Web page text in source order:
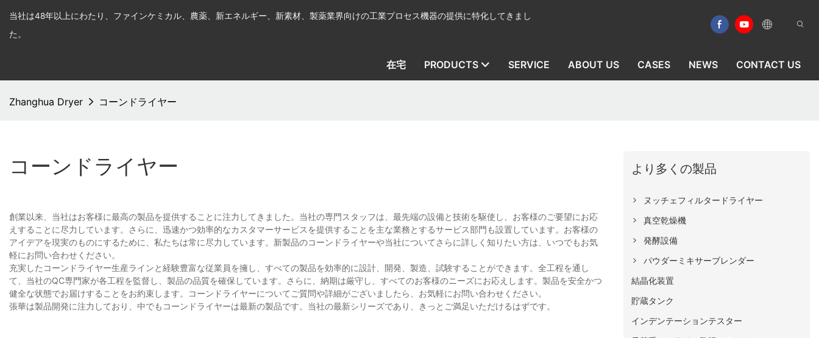
当社は48年以上にわたり、ファインケミカル、農薬、新エネルギー、新素材、製薬業界向けの工業プロセス機器の提供に特化してきまし
た。
在宅 PRODUCTS SERVICE ABOUT US CASES NEWS CONTACT US
Zhanghua Dryer コーンドライヤー
コーンドライヤー
創業以来、当社はお客様に最高の製品を提供することに注力してきました。当社の専門スタッフは、最先端の設備と技術を駆使し、お客様のご要望にお応
えすることに尽力しています。さらに、迅速かつ効率的なカスタマーサービスを提供することを主な業務とするサービス部門も設置しています。お客様の
アイデアを現実のものにするために、私たちは常に尽力しています。新製品のコーンドライヤーや当社についてさらに詳しく知りたい方は、いつでもお気
軽にお問い合わせください。
充実したコーンドライヤー生産ラインと経験豊富な従業員を擁し、すべての製品を効率的に設計、開発、製造、試験することができます。全工程を通し
て、当社のQC専門家が各工程を監督し、製品の品質を確保しています。さらに、納期は厳守し、すべてのお客様のニーズにお応えします。製品を安全かつ
健全な状態でお届けすることをお約束します。コーンドライヤーについてご質問や詳細がございましたら、お気軽にお問い合わせください。
張華は製品開発に注力しており、中でもコーンドライヤーは最新の製品です。当社の最新シリーズであり、きっとご満足いただけるはずです。
より多くの製品
ヌッチェフィルタードライヤー
真空乾燥機
発酵設備
パウダーミキサーブレンダー
結晶化装置
貯蔵タンク
インデンテーションテスター